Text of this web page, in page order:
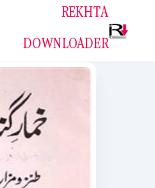
REKHTA
DOWNLOADER